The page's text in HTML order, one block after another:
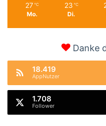
27 ℃
Mo.
23 ℃
Di.
Danke
18.419
AppNutzer
1.708
Follower